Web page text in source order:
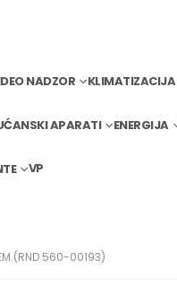
NADZOR KLIMATIZACIJA
APARATI ENERGIJA
VP
560-00193)